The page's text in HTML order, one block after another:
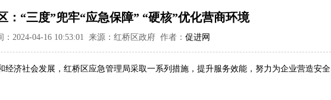
：“三度”兜牢“应急保障” “硬核”优化营商环境
：2024-04-16 10:53:01 来源：红桥区政府 作者： 促进网
济社会发展，红桥区应急管理局采取一系列措施，提升服务效能，努力为企业营造安全